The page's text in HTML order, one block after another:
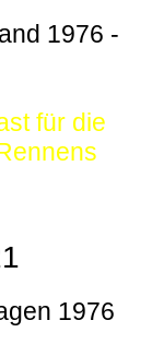
1976 -
für die
1976